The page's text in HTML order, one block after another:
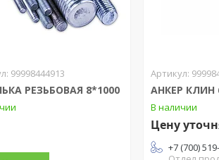
99998444913
РЕЗЬБОВАЯ 8*1000 АНКЕР КЛИН
В наличии
Цену
+7 (700)